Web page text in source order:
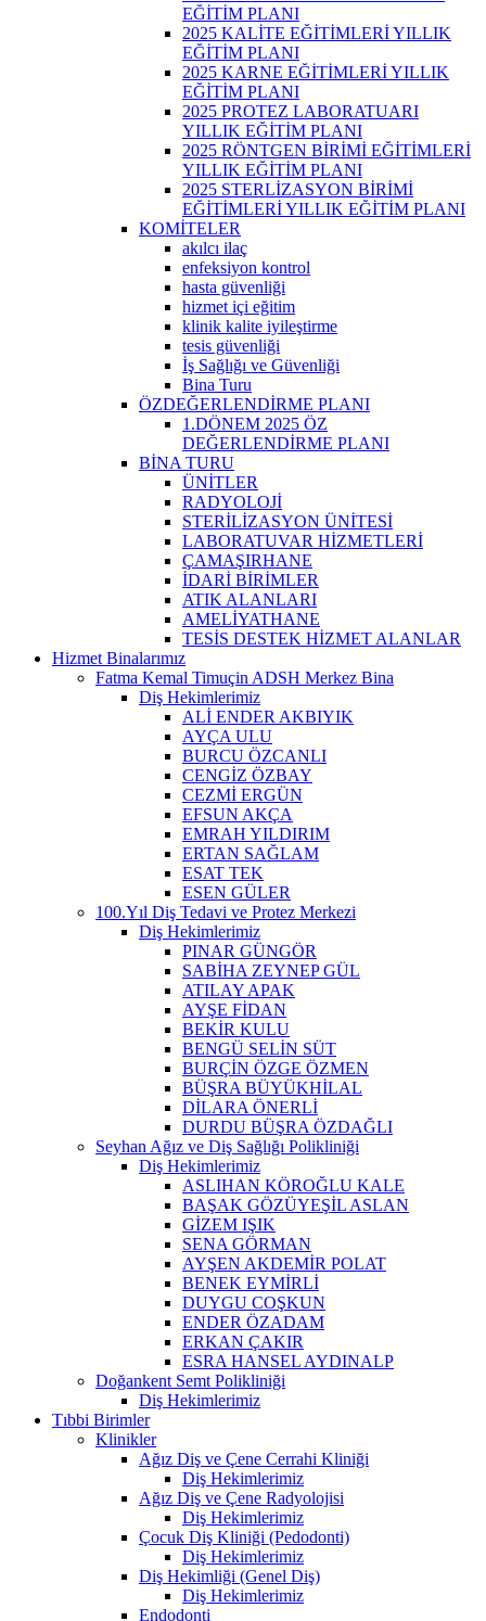
EĞİTİM PLANI
2025 KALİTE EĞİTİMLERİ YILLIK
EĞİTİM PLANI
2025 KARNE EĞİTİMLERİ YILLIK
EĞİTİM PLANI
2025 PROTEZ LABORATUARI
YILLIK EĞİTİM PLANI
2025 RÖNTGEN BİRİMİ EĞİTİMLERİ
YILLIK EĞİTİM PLANI
2025 STERLİZASYON BİRİMİ
EĞİTİMLERİ YILLIK EĞİTİM PLANI
KOMİTELER
akılcı ilaç
enfeksiyon kontrol
hasta güvenliği
hizmet içi eğitim
klinik kalite iyileştirme
tesis güvenliği
İş Sağlığı ve Güvenliği
Bina Turu
ÖZDEĞERLENDİRME PLANI
1.DÖNEM 2025 ÖZ
DEĞERLENDİRME PLANI
BİNA TURU
ÜNİTLER
RADYOLOJİ
STERİLİZASYON ÜNİTESİ
LABORATUVAR HİZMETLERİ
ÇAMAŞIRHANE
İDARİ BİRİMLER
ATIK ALANLARI
AMELİYATHANE
TESİS DESTEK HİZMET ALANLAR
Hizmet Binalarımız
Fatma Kemal Timuçin ADSH Merkez Bina
Diş Hekimlerimiz
ALİ ENDER AKBIYIK
AYÇA ULU
BURCU ÖZCANLI
CENGİZ ÖZBAY
CEZMİ ERGÜN
EFSUN AKÇA
EMRAH YILDIRIM
ERTAN SAĞLAM
ESAT TEK
ESEN GÜLER
100.Yıl Diş Tedavi ve Protez Merkezi
Diş Hekimlerimiz
PINAR GÜNGÖR
SABİHA ZEYNEP GÜL
ATILAY APAK
AYŞE FİDAN
BEKİR KULU
BENGÜ SELİN SÜT
BURÇİN ÖZGE ÖZMEN
BÜŞRA BÜYÜKHİLAL
DİLARA ÖNERLİ
DURDU BÜŞRA ÖZDAĞLI
Seyhan Ağız ve Diş Sağlığı Polikliniği
Diş Hekimlerimiz
ASLIHAN KÖROĞLU KALE
BAŞAK GÖZÜYEŞİL ASLAN
GİZEM IŞIK
SENA GÖRMAN
AYŞEN AKDEMİR POLAT
BENEK EYMİRLİ
DUYGU COŞKUN
ENDER ÖZADAM
ERKAN ÇAKIR
ESRA HANSEL AYDINALP
Doğankent Semt Polikliniği
Diş Hekimlerimiz
Tıbbi Birimler
Klinikler
Ağız Diş ve Çene Cerrahi Kliniği
Diş Hekimlerimiz
Ağız Diş ve Çene Radyolojisi
Diş Hekimlerimiz
Çocuk Diş Kliniği (Pedodonti)
Diş Hekimlerimiz
Diş Hekimliği (Genel Diş)
Diş Hekimlerimiz
Endodonti